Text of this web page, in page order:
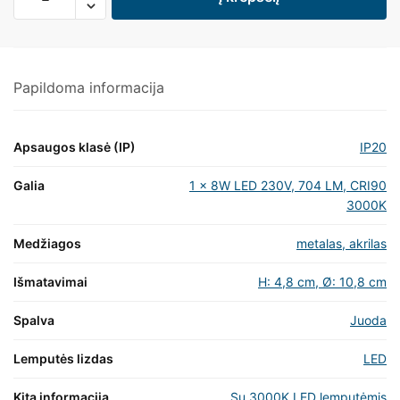
Papildoma informacija
Apsaugos klasė (IP) IP20
Galia
1 x 8W LED 230V, 704 LM, CRI90
3000K
Medžiagos metalas, akrilas
Išmatavimai H: 4,8 cm, Ø: 10,8 cm
Spalva Juoda
Lemputės lizdas LED